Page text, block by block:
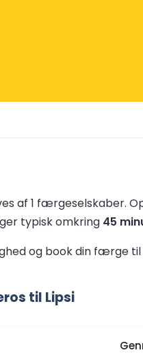
af 1 færgeselskaber.
typisk omkring 45
og book din færge til
til Lipsi